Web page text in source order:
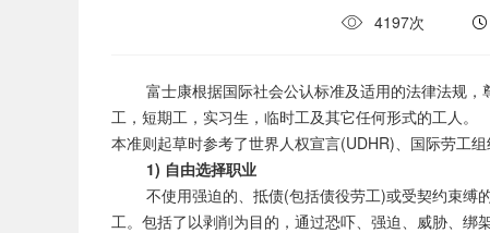
4197次
富士康根据国际社会公认标准及适用的法律法规，
工，短期工，实习生，临时工及其它任何形式的工人。
本准则起草时参考了世界人权宣言(UDHR)、国际劳工
1) 自由选择职业
不使用强迫的、抵债(包括债役劳工)或受契约束缚
工。包括了以剥削为目的，通过恐吓、强迫、威胁、绑